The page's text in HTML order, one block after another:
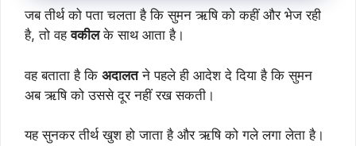
जब तीर्थ को पता चलता है कि सुमन ऋषि को कहीं और भेज रही
है, तो वहवकीलके साथ आता है।
वह बताता है कि अदालतने पहले ही आदेश दे दिया है कि सुमन
अब ऋषि को उससे दूर नहीं रख सकती।
यह सुनकर तीर्थ खुश हो जाता है और ऋषि को गले लगा लेता है।